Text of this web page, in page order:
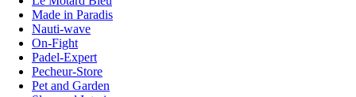
Made in Paradis
Nauti-wave
On-Fight
Padel-Expert
Pecheur-Store
Pet and Garden